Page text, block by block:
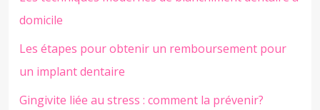
domicile
Les étapes pour obtenir un remboursement pour
un implant dentaire
Gingivite liée au stress : comment la prévenir?